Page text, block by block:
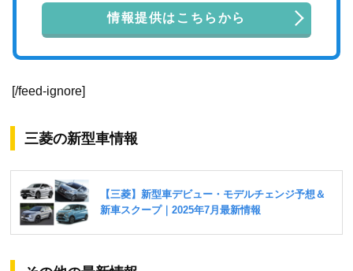
情報提供はこちらから
[/feed-ignore]
三菱の新型車情報